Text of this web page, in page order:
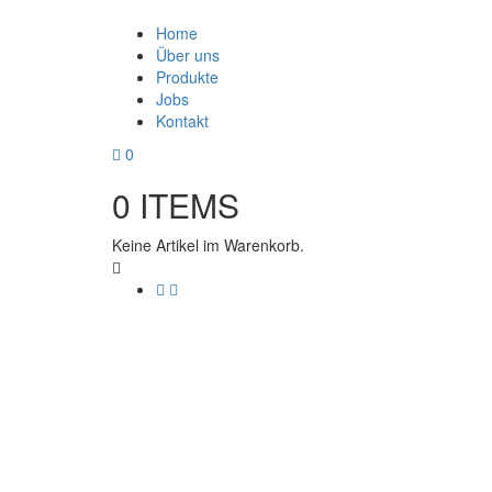
Home
Über uns
Produkte
Jobs
Kontakt
0
0 ITEMS
Keine Artikel im Warenkorb.